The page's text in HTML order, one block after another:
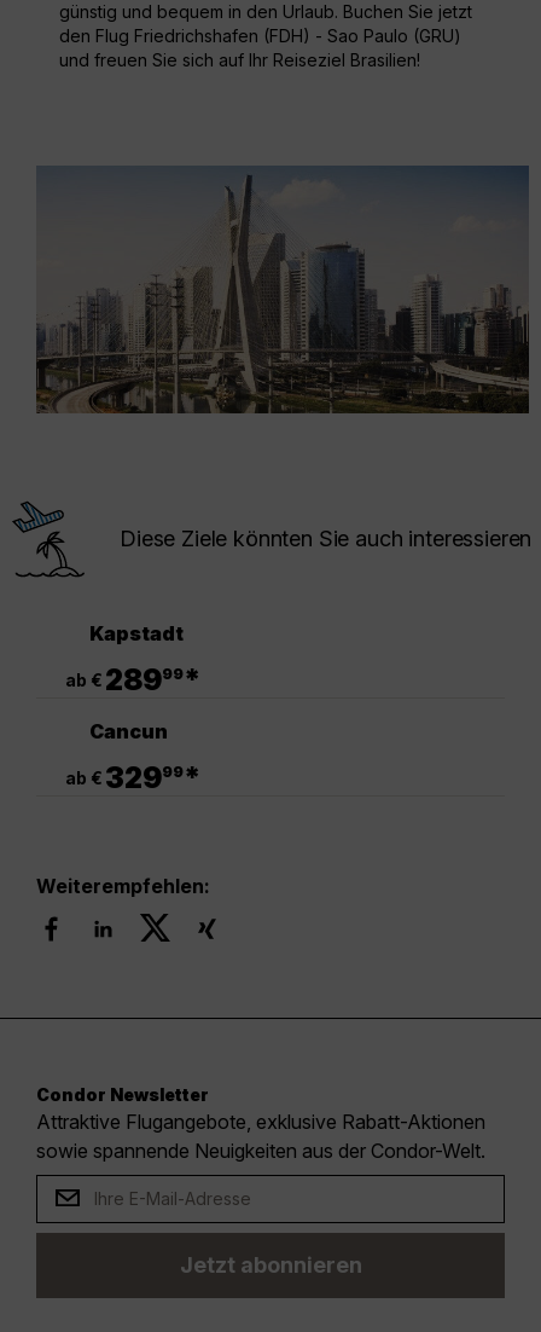
günstig und bequem in den Urlaub. Buchen Sie jetzt
den Flug Friedrichshafen (FDH) - Sao Paulo (GRU)
und freuen Sie sich auf Ihr Reiseziel Brasilien!
Diese Ziele könnten Sie auch interessieren
Kapstadt
ab € 28999*
Cancun
ab € 32999*
Weiterempfehlen:
Condor Newsletter
Attraktive Flugangebote, exklusive Rabatt-Aktionen
sowie spannende Neuigkeiten aus der Condor-Welt.
Jetzt abonnieren